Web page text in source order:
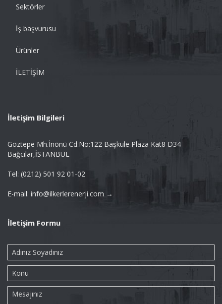
Sektörler
İş başvurusu
Ürünler
İLETİŞİM
İletişim Bilgileri
Göztepe Mh.İnönü Cd.No:122 Başkule Plaza Kat8 D34
Bağcılar,İSTANBUL
Tel: (0212) 501 92 01-02
E-mail: info@ilkerlerenerji.com →
İletişim Formu